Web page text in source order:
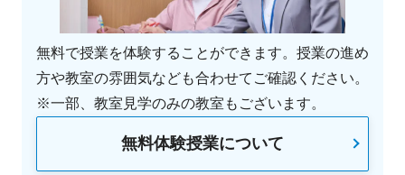
無料で授業を体験することができます。授業の進め
方や教室の雰囲気なども合わせてご確認ください。
※一部、教室見学のみの教室もございます。
無料体験授業について